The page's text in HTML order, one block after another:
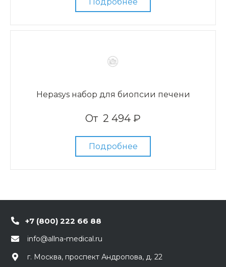
Hepasys набор для биопсии печени
От 2 494 ₽
Подробнее
+7 (800) 222 66 88
info@allna-medical.ru
г. Москва, проспект Андропова, д. 22